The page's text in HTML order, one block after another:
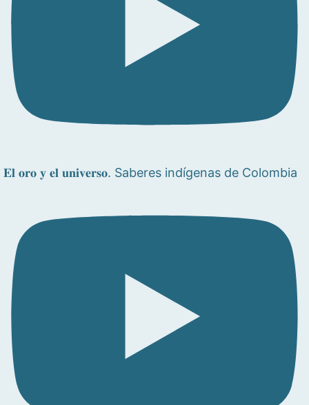
𝐄𝐥 𝐨𝐫𝐨 𝐲 𝐞𝐥 𝐮𝐧𝐢𝐯𝐞𝐫𝐬𝐨. Saberes indígenas de Colombia